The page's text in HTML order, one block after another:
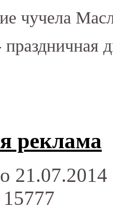
чучела
праздничная
реклама